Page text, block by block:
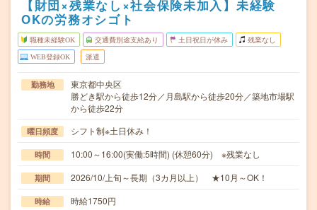
【財団×残業なし×社会保険未加入】未経験
OKの労務オシゴト
職種未経験OK 交通費別途支給あり 土日祝日が休み 残業なし
WEB登録OK 派遣
勤務地
東京都中央区
勝どき駅から徒歩12分／月島駅から徒歩20分／築地市場駅
から徒歩22分
曜日頻度 シフト制※土日休み！
時間 10:00～16:00(実働:5時間) (休憩60分) ※残業なし
期間 2026/10/上旬～長期（3カ月以上） ★10月～OK！
時給 時給1750円